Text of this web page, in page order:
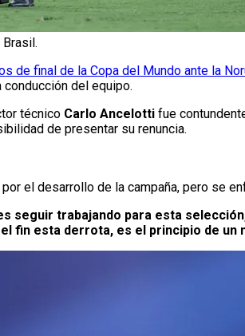
de final de la Copa del Mundo ante la
del equipo.
técnico Carlo Ancelotti fue
de presentar su renuncia.
el desarrollo de la campaña, pero se
seguir trabajando para esta
fin esta derrota, es el principio de un